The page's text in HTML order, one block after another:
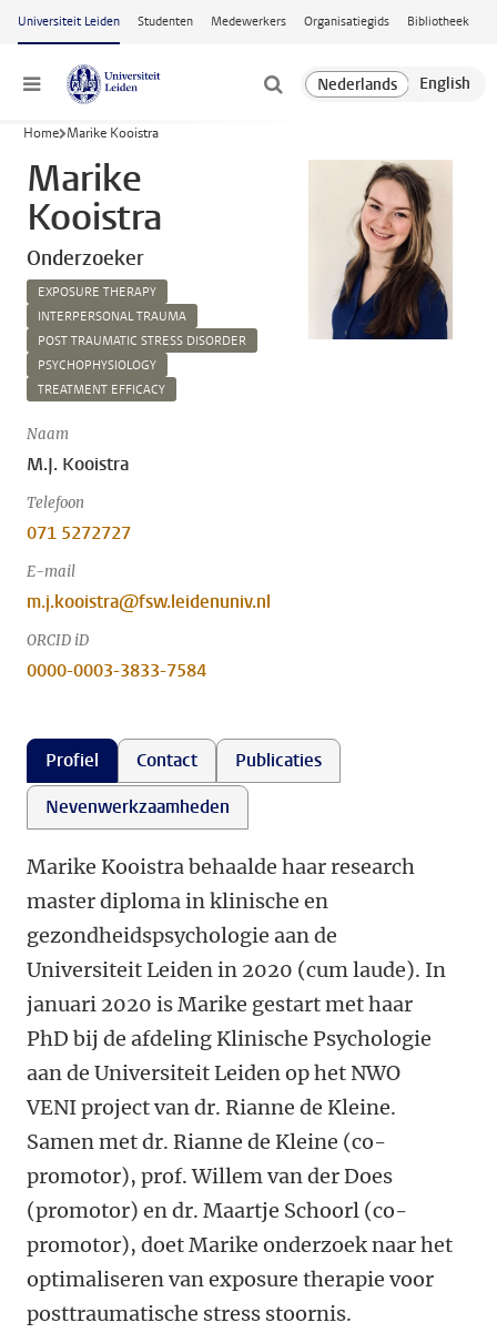
Ga naar hoofdinhoud
Universiteit Leiden Studenten Medewerkers Organisatiegids Bibliotheek
Menu
Home Marike Kooistra
Marike
Kooistra
Onderzoeker
EXPOSURE THERAPY
INTERPERSONAL TRAUMA
POST TRAUMATIC STRESS DISORDER
PSYCHOPHYSIOLOGY
TREATMENT EFFICACY
Naam
M.J. Kooistra
Telefoon
071 5272727
E-mail
m.j.kooistra@fsw.leidenuniv.nl
ORCID iD
0000-0003-3833-7584
Profiel Contact
Publicaties
Nevenwerkzaamheden
Marike Kooistra behaalde haar research
master diploma in klinische en
gezondheidspsychologie aan de
Universiteit Leiden in 2020 (cum laude). In
januari 2020 is Marike gestart met haar
PhD bij de afdeling Klinische Psychologie
aan de Universiteit Leiden op het NWO
VENI project van dr. Rianne de Kleine.
Samen met dr. Rianne de Kleine (co-
promotor), prof. Willem van der Does
(promotor) en dr. Maartje Schoorl (co-
promotor), doet Marike onderzoek naar het
optimaliseren van exposure therapie voor
posttraumatische stress stoornis.